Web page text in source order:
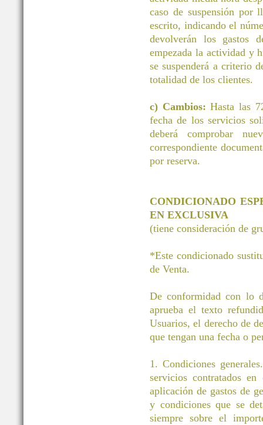
caso de suspensión
escrito, indicando el
devolverán los gastos
empezada la actividad y
se suspenderá a criterio
totalidad de los clientes.
c) Cambios: Hasta las
fecha de los servicios
deberá comprobar
correspondiente
por reserva.
CONDICIONADO
EN EXCLUSIVA
(tiene consideración de
*Este condicionado
de Venta.
De conformidad con lo
aprueba el texto
Usuarios, el derecho de
que tengan una fecha o
1. Condiciones
servicios contratados
aplicación de gastos de
y condiciones que se
siempre sobre el